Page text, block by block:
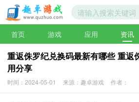
首页 游戏 应用 资讯
重返侏罗纪兑换码最新有哪些 重返
用分享
时间：2024-05-01 来源：趣卓游戏 作者：